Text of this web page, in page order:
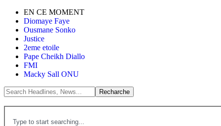
EN CE MOMENT
Diomaye Faye
Ousmane Sonko
Justice
2eme etoile
Pape Cheikh Diallo
FMI
Macky Sall ONU